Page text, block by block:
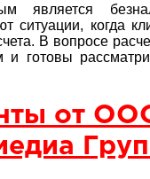
является
ситуации, когда
В вопросе
и готовы
от